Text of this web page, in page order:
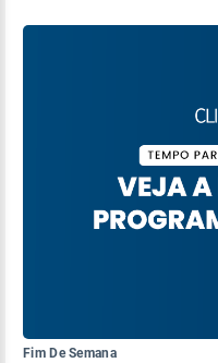
Fim De Semana